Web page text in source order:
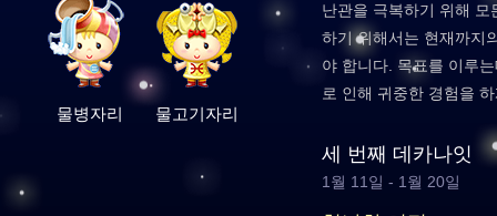
물병자리 물고기자리
난관을 극복하기 위해
하기 위해서는 현재까지
야 합니다. 목표를 이루
로 인해 귀중한 경험을
세 번째 데카나잇
1월 11일 - 1월 20일